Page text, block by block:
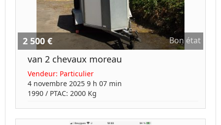
2 500 € Bon état
van 2 chevaux moreau
Vendeur: Particulier
4 novembre 2025 9 h 07 min
1990 / PTAC: 2000 Kg